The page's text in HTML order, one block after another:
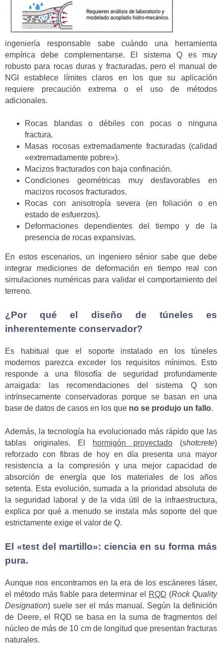
ingeniería responsable sabe cuándo una herramienta
empírica debe complementarse. El sistema Q es muy
robusto para rocas duras y fracturadas, pero el manual de
NGI establece límites claros en los que su aplicación
requiere precaución extrema o el uso de métodos
adicionales.
Rocas blandas o débiles con pocas o ninguna
fractura.
Masas rocosas extremadamente fracturadas (calidad
«extremadamente pobre»).
Macizos fracturados con baja confinación.
Condiciones geométricas muy desfavorables en
macizos rocosos fracturados.
Rocas con anisotropía severa (en foliación o en
estado de esfuerzos).
Deformaciones dependientes del tiempo y de la
presencia de rocas expansivas.
En estos escenarios, un ingeniero sénior sabe que debe
integrar mediciones de deformación en tiempo real con
simulaciones numéricas para validar el comportamiento del
terreno.
¿Por qué el diseño de túneles es
inherentemente conservador?
Es habitual que el soporte instalado en los túneles
modernos parezca exceder los requisitos mínimos. Esto
responde a una filosofía de seguridad profundamente
arraigada: las recomendaciones del sistema Q son
intrínsecamente conservadoras porque se basan en una
base de datos de casos en los que no se produjo un fallo.
Además, la tecnología ha evolucionado más rápido que las
tablas originales. El
hormigón proyectado (shotcrete)
reforzado con fibras de hoy en día presenta una mayor
resistencia a la compresión y una mejor capacidad de
absorción de energía que los materiales de los años
setenta. Esta evolución, sumada a la prioridad absoluta de
la seguridad laboral y de la vida útil de la infraestructura,
explica por qué a menudo se instala más soporte del que
estrictamente exige el valor de Q.
El «test del martillo»: ciencia en su forma más
pura.
Aunque nos encontramos en la era de los escáneres láser,
el método más fiable para determinar el
RQD (Rock Quality
Designation) suele ser el más manual. Según la definición
de Deere, el RQD se basa en la suma de fragmentos del
núcleo de más de 10 cm de longitud que presentan fracturas
naturales.